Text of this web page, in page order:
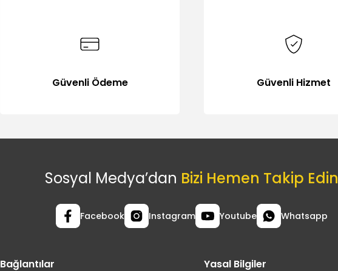
Güvenli Ödeme Güvenli Hizmet
Sosyal Medya’dan Bizi Hemen Takip Edin
Facebook Instagram Youtube Whatsapp
Bağlantılar Yasal Bilgiler